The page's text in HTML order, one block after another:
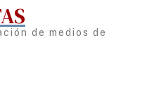
de medios de